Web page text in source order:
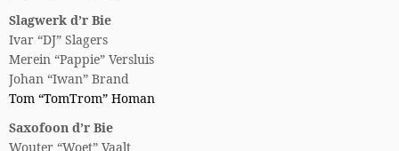
Slagwerk d’r Bie
Ivar “DJ” Slagers
Merein “Pappie” Versluis
Johan “Iwan” Brand
Tom “TomTrom” Homan
Saxofoon d’r Bie
Wouter “Woet” Vaalt